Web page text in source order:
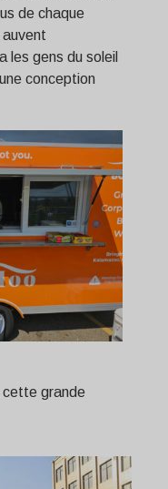
de chaque
les gens du soleil
conception
cette grande